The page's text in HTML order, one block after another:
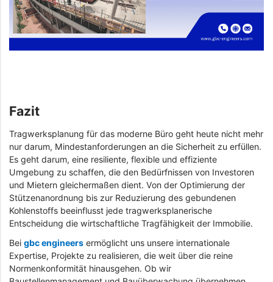
Fazit
Tragwerksplanung für das moderne Büro geht heute nicht mehr
nur darum, Mindestanforderungen an die Sicherheit zu erfüllen.
Es geht darum, eine resiliente, flexible und effiziente
Umgebung zu schaffen, die den Bedürfnissen von Investoren
und Mietern gleichermaßen dient. Von der Optimierung der
Stützenanordnung bis zur Reduzierung des gebundenen
Kohlenstoffs beeinflusst jede tragwerksplanerische
Entscheidung die wirtschaftliche Tragfähigkeit der Immobilie.
Bei gbc engineers ermöglicht uns unsere internationale
Expertise, Projekte zu realisieren, die weit über die reine
Normenkonformität hinausgehen. Ob wir